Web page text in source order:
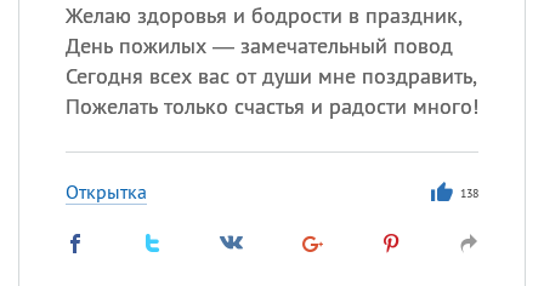
Желаю здоровья и бодрости в праздник,
День пожилых — замечательный повод
Сегодня всех вас от души мне поздравить,
Пожелать только счастья и радости много!
Открытка 138